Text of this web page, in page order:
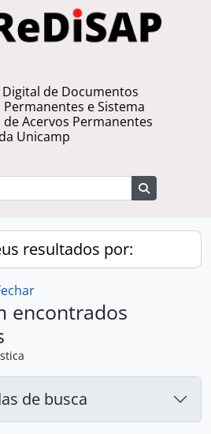
de Documentos
e Sistema
Acervos Permanentes
da Unicamp
resultados por:
encontrados
de busca